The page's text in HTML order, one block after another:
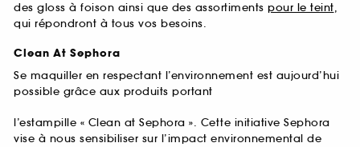
des gloss à foison ainsi que des assortiments pour le teint,
qui répondront à tous vos besoins.
Clean At Sephora
Se maquiller en respectant l’environnement est aujourd’hui
possible grâce aux produits portant
l’estampille « Clean at Sephora ». Cette initiative Sephora
vise à nous sensibiliser sur l’impact environnemental de